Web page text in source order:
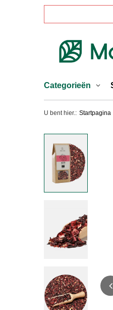
Categorieën
U bent hier.: Startpagina